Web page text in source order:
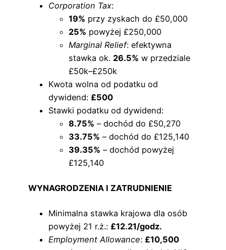
Corporation Tax:
19% przy zyskach do £50,000
25% powyżej £250,000
Marginal Relief: efektywna
stawka ok. 26.5% w przedziale
£50k–£250k
Kwota wolna od podatku od
dywidend: £500
Stawki podatku od dywidend:
8.75% – dochód do £50,270
33.75% – dochód do £125,140
39.35% – dochód powyżej
£125,140
WYNAGRODZENIA I ZATRUDNIENIE
Minimalna stawka krajowa dla osób
powyżej 21 r.ż.: £12.21/godz.
Employment Allowance: £10,500